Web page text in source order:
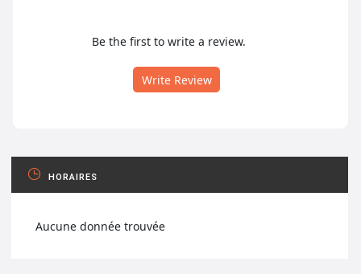
Be the first to write a review.
Write Review
HORAIRES
Aucune donnée trouvée